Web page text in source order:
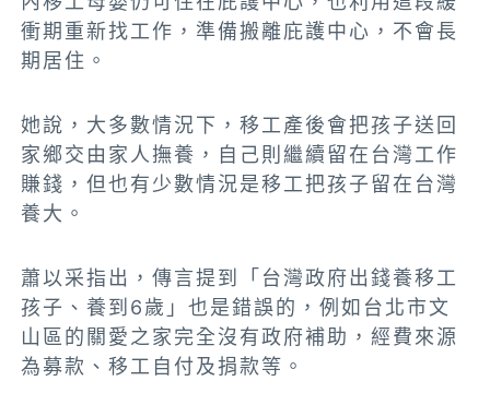
衝期重新找工作，準備搬離庇護中心，不會長
期居住。
她說，大多數情況下，移工產後會把孩子送回
家鄉交由家人撫養，自己則繼續留在台灣工作
賺錢，但也有少數情況是移工把孩子留在台灣
養大。
蕭以采指出，傳言提到「台灣政府出錢養移工
孩子、養到6歲」也是錯誤的，例如台北市文
山區的關愛之家完全沒有政府補助，經費來源
為募款、移工自付及捐款等。